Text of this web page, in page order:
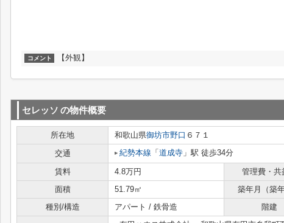
コメント 【外観】
セレッソ の物件概要
所在地 和歌山県御坊市野口 ６７１
交通
紀勢本線 「 道成寺 」駅 徒歩34分
賃料 4.8万円
管理費・共
面積
51.79㎡
築年月（築
種別/構造
アパート / 鉄骨造 階建